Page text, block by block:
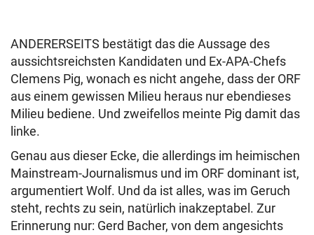
ANDERERSEITS bestätigt das die Aussage des
aussichtsreichsten Kandidaten und Ex-APA-Chefs
Clemens Pig, wonach es nicht angehe, dass der ORF
aus einem gewissen Milieu heraus nur ebendieses
Milieu bediene. Und zweifellos meinte Pig damit das
linke.
Genau aus dieser Ecke, die allerdings im heimischen
Mainstream-Journalismus und im ORF dominant ist,
argumentiert Wolf. Und da ist alles, was im Geruch
steht, rechts zu sein, natürlich inakzeptabel. Zur
Erinnerung nur: Gerd Bacher, von dem angesichts